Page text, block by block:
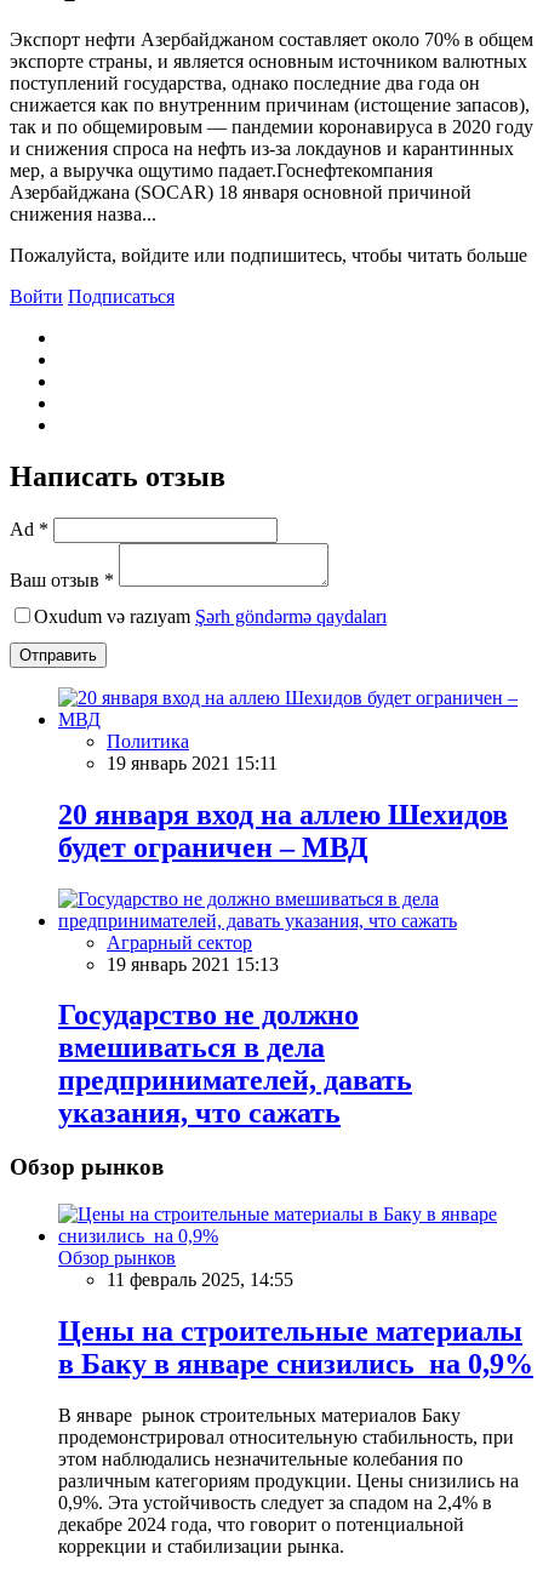
Экспорт нефти Азербайджаном составляет около 70% в общем
экспорте страны, и является основным источником валютных
поступлений государства, однако последние два года он
снижается как по внутренним причинам (истощение запасов),
так и по общемировым — пандемии коронавируса в 2020 году
и снижения спроса на нефть из-за локдаунов и карантинных
мер, а выручка ощутимо падает.Госнефтекомпания
Азербайджана (SOCAR) 18 января основной причиной
снижения назва...
Пожалуйста, войдите или подпишитесь, чтобы читать больше
Войти Подписаться
Написать отзыв
Ad *
Ваш отзыв *
Oxudum və razıyam Şərh göndərmə qaydaları
Отправить
Политика
19 январь 2021 15:11
20 января вход на аллею Шехидов
будет ограничен – МВД
Аграрный сектор
19 январь 2021 15:13
Государство не должно
вмешиваться в дела
предпринимателей, давать
указания, что сажать
Обзор рынков
Обзор рынков
11 февраль 2025, 14:55
Цены на строительные материалы
в Баку в январе снизились на 0,9%
В январе рынок строительных материалов Баку
продемонстрировал относительную стабильность, при
этом наблюдались незначительные колебания по
различным категориям продукции. Цены снизились на
0,9%. Эта устойчивость следует за спадом на 2,4% в
декабре 2024 года, что говорит о потенциальной
коррекции и стабилизации рынка.